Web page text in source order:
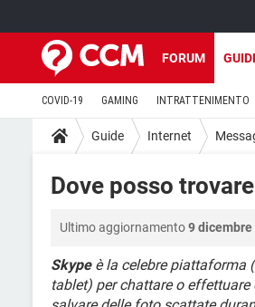
FORUM
COVID-19 GAMING INTRATTENIMENTO
Guide Internet
Dove posso
Ultimo aggiornamento9
Skypeè la celebre piattaforma
tablet) per chattare o